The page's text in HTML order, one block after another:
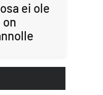
ei ole
on